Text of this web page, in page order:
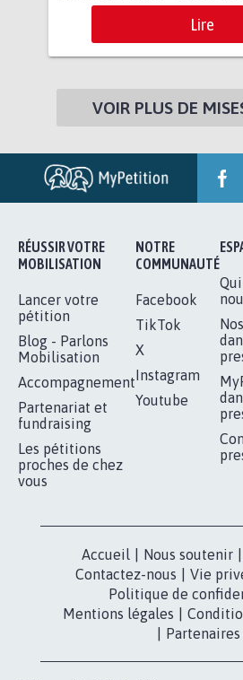
Lire
VOIR PLUS DE
RÉUSSIR VOTRE
MOBILISATION
Lancer votre
pétition
Blog - Parlons
Mobilisation
Accompagnement
Partenariat et
fundraising
Les pétitions
proches de chez
vous
NOTRE
COMMUNAUTÉ
Facebook
TikTok
X
Instagram
Youtube
Accueil Nous soutenir
Contactez-nous
Vie
Politique de
Mentions légales
Partenaires